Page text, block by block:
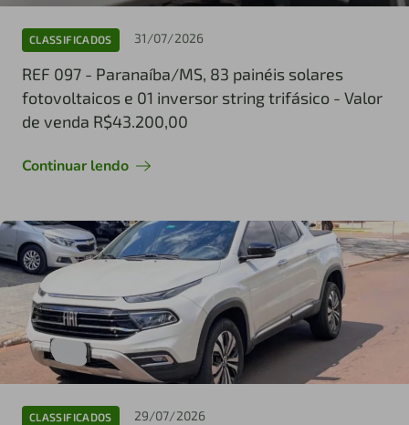
CLASSIFICADOS 31/07/2026
REF 097 - Paranaíba/MS, 83 painéis solares
fotovoltaicos e 01 inversor string trifásico - Valor
de venda R$43.200,00
Continuar lendo
CLASSIFICADOS 29/07/2026